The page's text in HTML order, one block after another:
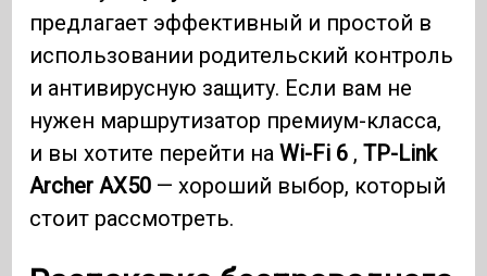
предлагает эффективный и простой в
использовании родительский контроль
и антивирусную защиту. Если вам не
нужен маршрутизатор премиум-класса,
и вы хотите перейти наWi-Fi 6 ,TP-Link
Archer AX50 — хороший выбор, который
стоит рассмотреть.